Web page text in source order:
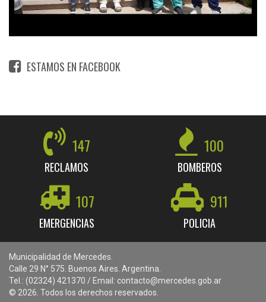
ESTAMOS EN FACEBOOK
147
RECLAMOS
100
BOMBEROS
107
EMERGENCIAS
911
POLICIA
Municipalidad de Mercedes.
Calle 29 N° 575. Buenos Aires. Argentina.
Tel.: (02324) 421370 / Email: contacto@mercedes.gob.ar
© 2026. Todos los derechos reservados.